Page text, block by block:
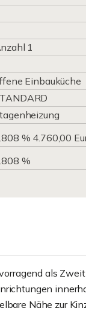
1
Einbauküche
% 4.760,00
%
als
Nähe zur